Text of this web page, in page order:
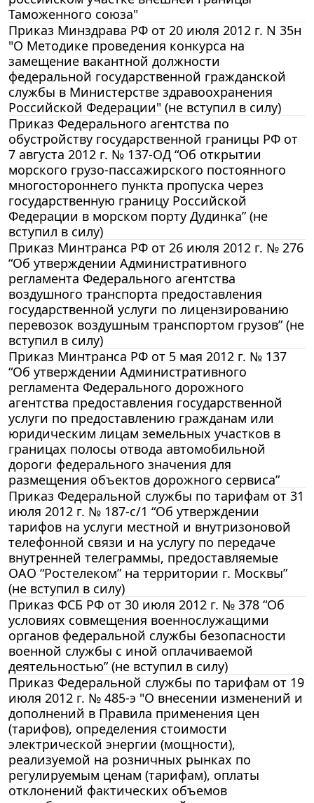
Таможенного союза"
Приказ Минздрава РФ от 20 июля 2012 г. N 35н
"О Методике проведения конкурса на
замещение вакантной должности
федеральной государственной гражданской
службы в Министерстве здравоохранения
Российской Федерации" (не вступил в силу)
Приказ Федерального агентства по
обустройству государственной границы РФ от
7 августа 2012 г. № 137-ОД “Об открытии
морского грузо-пассажирского постоянного
многостороннего пункта пропуска через
государственную границу Российской
Федерации в морском порту Дудинка” (не
вступил в силу)
Приказ Минтранса РФ от 26 июля 2012 г. № 276
“Об утверждении Административного
регламента Федерального агентства
воздушного транспорта предоставления
государственной услуги по лицензированию
перевозок воздушным транспортом грузов” (не
вступил в силу)
Приказ Минтранса РФ от 5 мая 2012 г. № 137
“Об утверждении Административного
регламента Федерального дорожного
агентства предоставления государственной
услуги по предоставлению гражданам или
юридическим лицам земельных участков в
границах полосы отвода автомобильной
дороги федерального значения для
размещения объектов дорожного сервиса”
Приказ Федеральной службы по тарифам от 31
июля 2012 г. № 187-с/1 “Об утверждении
тарифов на услуги местной и внутризоновой
телефонной связи и на услугу по передаче
внутренней телеграммы, предоставляемые
ОАО “Ростелеком” на территории г. Москвы”
(не вступил в силу)
Приказ ФСБ РФ от 30 июля 2012 г. № 378 “Об
условиях совмещения военнослужащими
органов федеральной службы безопасности
военной службы с иной оплачиваемой
деятельностью” (не вступил в силу)
Приказ Федеральной службы по тарифам от 19
июля 2012 г. № 485-э "О внесении изменений и
дополнений в Правила применения цен
(тарифов), определения стоимости
электрической энергии (мощности),
реализуемой на розничных рынках по
регулируемым ценам (тарифам), оплаты
отклонений фактических объемов